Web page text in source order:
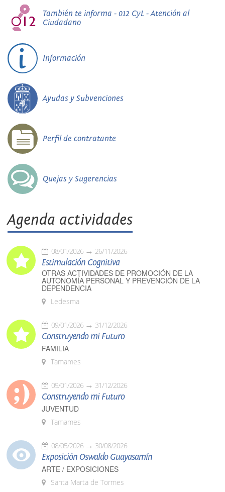
También te informa - 012 CyL - Atención al
Ciudadano
Información
Ayudas y Subvenciones
Perfil de contratante
Quejas y Sugerencias
Agenda actividades
08/01/2026 26/11/2026
Estimulación Cognitiva
OTRAS ACTIVIDADES DE PROMOCIÓN DE LA
AUTONOMÍA PERSONAL Y PREVENCIÓN DE LA
DEPENDENCIA
Ledesma
09/01/2026 31/12/2026
Construyendo mi Futuro
FAMILIA
Tamames
09/01/2026 31/12/2026
Construyendo mi Futuro
JUVENTUD
Tamames
08/05/2026 30/08/2026
Exposición Oswaldo Guayasamín
ARTE / EXPOSICIONES
Santa Marta de Tormes